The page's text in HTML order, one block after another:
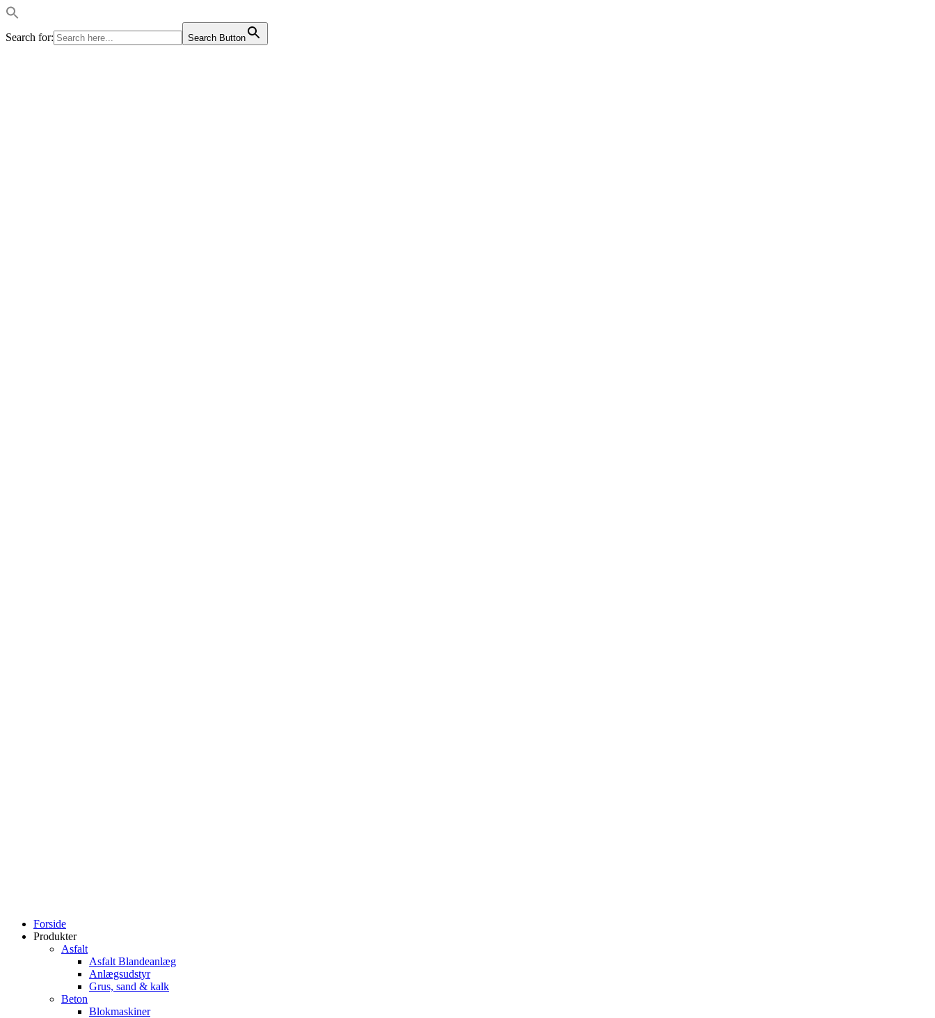
Search for: Search Button
Forside
Produkter
Asfalt
Asfalt Blandeanlæg
Anlægsudstyr
Grus, sand & kalk
Beton
Blokmaskiner